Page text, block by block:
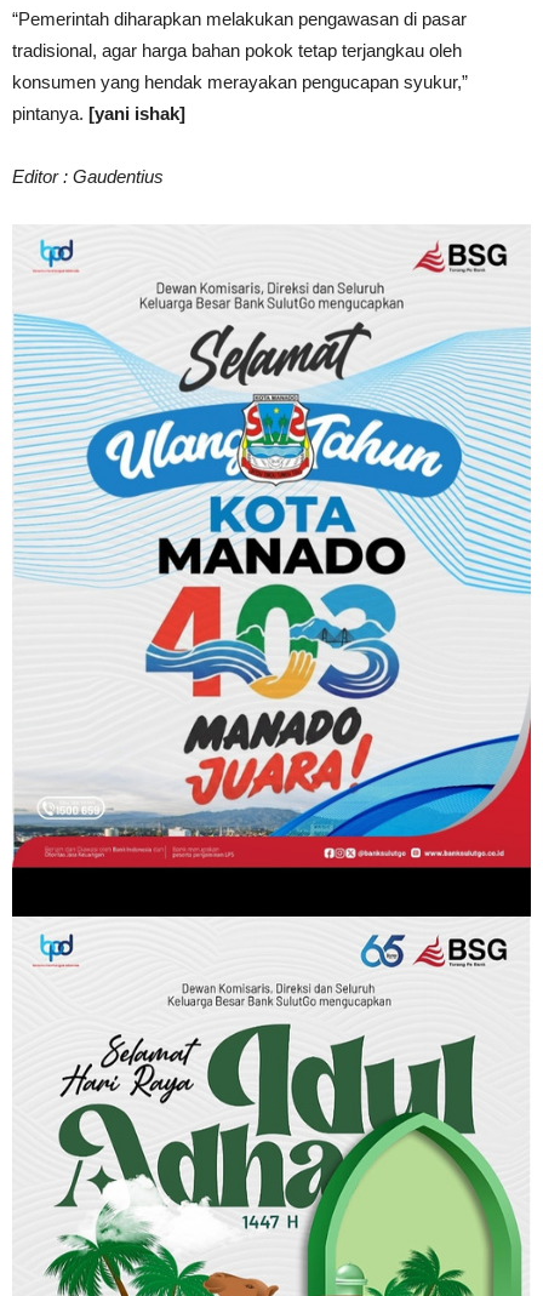
“Pemerintah diharapkan melakukan pengawasan di pasar
tradisional, agar harga bahan pokok tetap terjangkau oleh
konsumen yang hendak merayakan pengucapan syukur,”
pintanya. [yani ishak]
Editor : Gaudentius